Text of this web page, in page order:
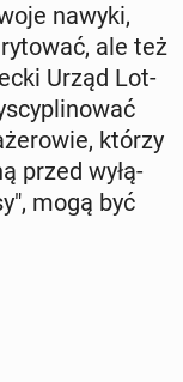
nawyki,
ale też
Urząd Lot­
którzy
przed wy­łą­
mogą być